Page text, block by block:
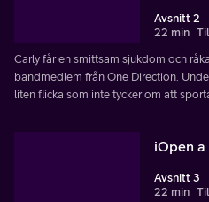
Avsnitt 2
22 min
Carly får en smittsam sjukdom och
bandmedlem från One Direction.
liten flicka som inte tycker om att
iOpen a
Avsnitt 3
22 min